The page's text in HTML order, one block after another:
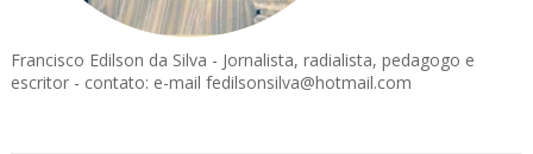
Francisco Edilson da Silva - Jornalista, radialista, pedagogo e
escritor - contato: e-mail fedilsonsilva@hotmail.com